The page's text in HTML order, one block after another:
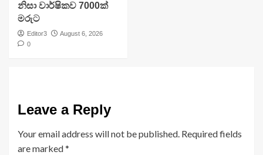
නිසා වාර්ෂිකව 7000ක්
මරුට
Editor3
August 6, 2026
0
Leave a Reply
Your email address will not be published. Required fields
are marked*